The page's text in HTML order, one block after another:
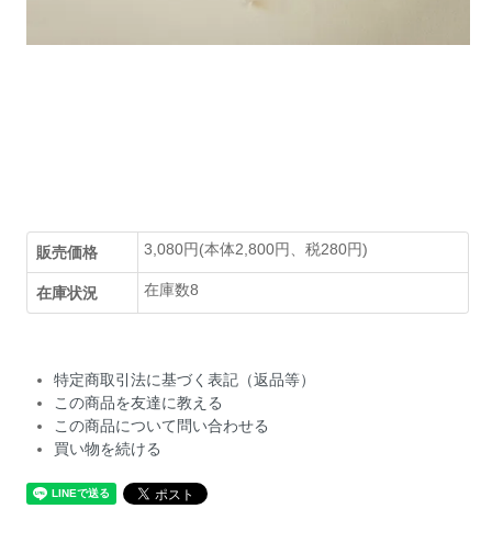
販売価格 3,080円(本体2,800円、税280円)
在庫状況 在庫数8
特定商取引法に基づく表記（返品等）
この商品を友達に教える
この商品について問い合わせる
買い物を続ける